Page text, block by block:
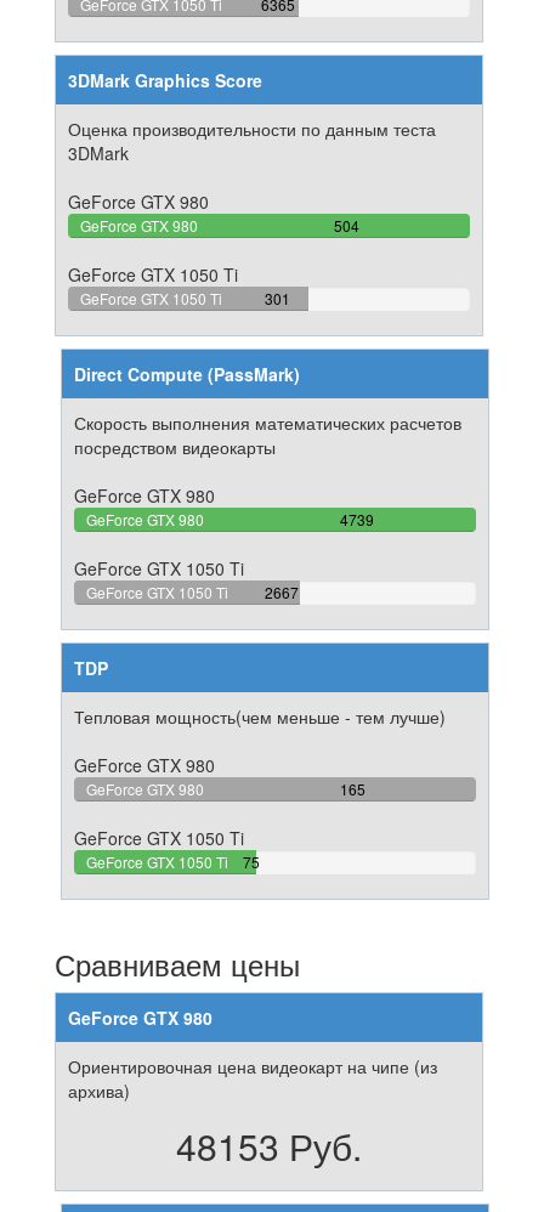
GeForce GTX 1050 Ti 6365
3DMark Graphics Score
Оценка производительности по данным теста
3DMark
GeForce GTX 980
GeForce GTX 980 504
100%
GeForce GTX 1050 Ti
GeForce GTX 1050 Ti 301
59.722222222222%
Direct Compute (PassMark)
Скорость выполнения математических расчетов
посредством видеокарты
GeForce GTX 980
GeForce GTX 980 4739
100%
GeForce GTX 1050 Ti
GeForce GTX 1050 Ti 2667
56.277695716396%
TDP
Тепловая мощность(чем меньше - тем лучше)
GeForce GTX 980
GeForce GTX 980 165
100%
GeForce GTX 1050 Ti
GeForce GTX 1050 Ti 75
45.454545454545%
Сравниваем цены
GeForce GTX 980
Ориентировочная цена видеокарт на чипе (из
архива)
48153 Руб.